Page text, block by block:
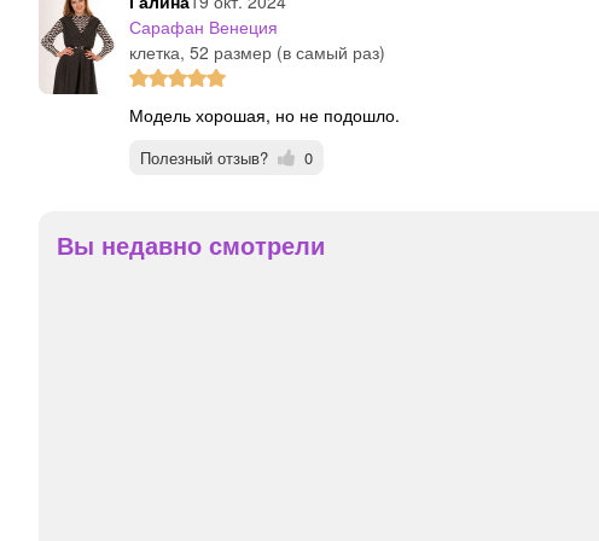
Сарафан Венеция
клетка, 52 размер (в самый раз)
Модель хорошая, но не подошло.
Полезный отзыв? 0
Вы недавно смотрели